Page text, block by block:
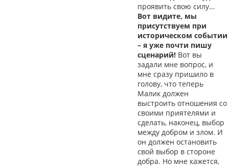
проявить свою силу…
Вот видите, мы
присутствуем при
историческом событии
– я уже почти пишу
сценарий! Вот вы
задали мне вопрос, и
мне сразу пришило в
голову, что теперь
Малик должен
выстроить отношения со
своими приятелями и
сделать, наконец, выбор
между добром и злом. И
он должен остановить
свой выбор в стороне
добра. Но мне кажется,